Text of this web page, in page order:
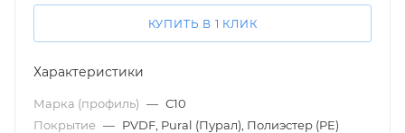
КУПИТЬ В 1 КЛИК
Характеристики
Марка (профиль) — С10
Покрытие — PVDF, Pural (Пурал), Полиэстер (PE)